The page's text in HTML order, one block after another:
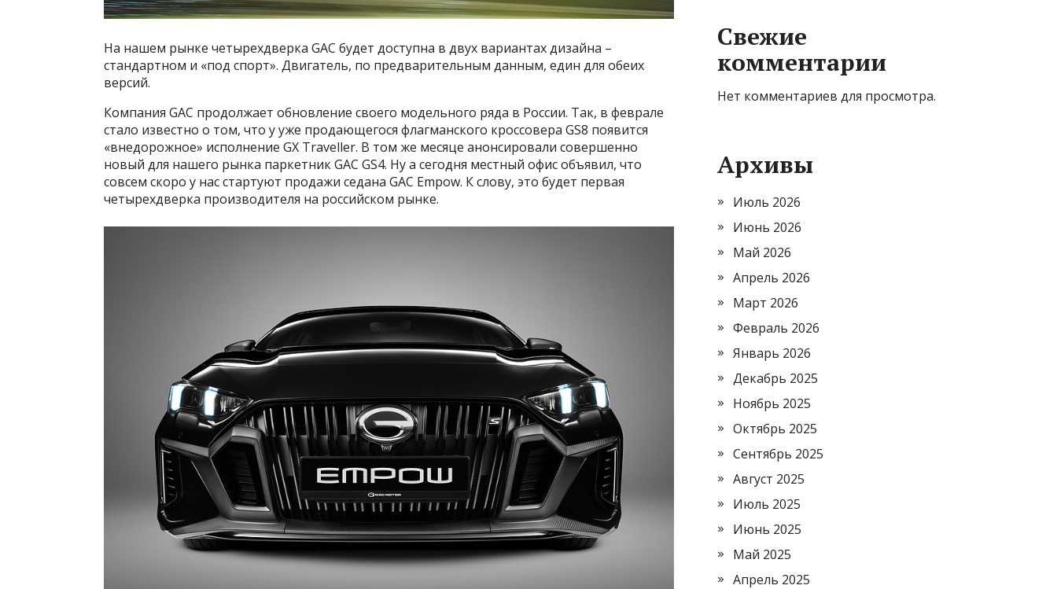
На нашем рынке четырехдверка GAC будет доступна в двух вариантах дизайна –
стандартном и «под спорт». Двигатель, по предварительным данным, един для обеих
версий.
Компания GAC продолжает обновление своего модельного ряда в России. Так, в феврале
стало известно о том, что у уже продающегося флагманского кроссовера GS8 появится
«внедорожное» исполнение GX Traveller. В том же месяце анонсировали совершенно
новый для нашего рынка паркетник GAC GS4. Ну а сегодня местный офис объявил, что
совсем скоро у нас стартуют продажи седана GAC Empow. К слову, это будет первая
четырехдверка производителя на российском рынке.
Свежие
комментарии
Нет комментариев для просмотра.
Архивы
Июль 2026
Июнь 2026
Май 2026
Апрель 2026
Март 2026
Февраль 2026
Январь 2026
Декабрь 2025
Ноябрь 2025
Октябрь 2025
Сентябрь 2025
Август 2025
Июль 2025
Июнь 2025
Май 2025
Апрель 2025